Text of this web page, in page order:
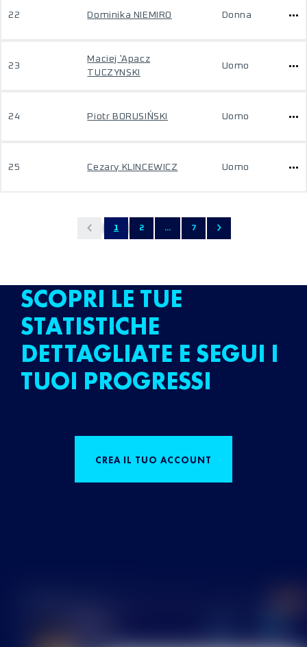
22 Dominika NIEMIRO Donna
23
Maciej 'Apacz
TUCZYNSKI
Uomo
24 Piotr BORUSIŃSKI Uomo
25 Cezary KLINCEWICZ Uomo
1 2 ... 7
SCOPRI LE TUE
STATISTICHE
DETTAGLIATE E SEGUI I
TUOI PROGRESSI
CREA IL TUO ACCOUNT